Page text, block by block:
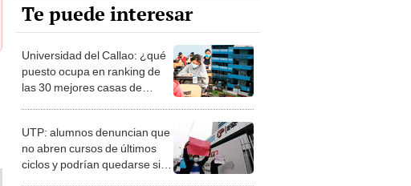
Te puede interesar
Universidad del Callao: ¿qué
puesto ocupa en ranking de
las 30 mejores casas de
UTP: alumnos denuncian que
no abren cursos de últimos
ciclos y podrían quedarse sin